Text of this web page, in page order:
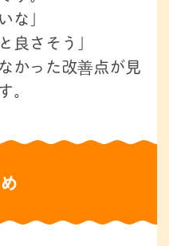
な」
良さそう」
かった改善点が見